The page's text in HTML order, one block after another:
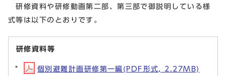
研修資料や研修動画第二部、第三部で御説明している様
式等は以下のとおりです。
研修資料等
個別避難計画研修第一編(PDF形式, 2.27MB)